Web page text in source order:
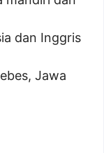
dan Inggris
Jawa